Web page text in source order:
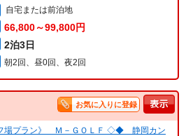
自宅または前泊地
66,800～99,800円
2泊3日
朝2回、昼0回、夜2回
お気に入りに登録
フ場プラン》 Ｍ－ＧＯＬＦ ◇◆ 静岡カン